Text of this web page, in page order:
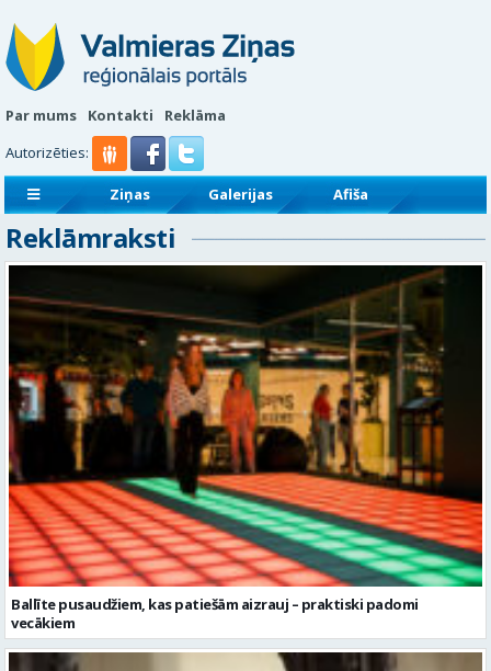
Par mums Kontakti
Reklāma
Autorizēties:
Ziņas Galerijas
Afiša
Sludinājumi
Reklāmraksti
Reklāmraksti
Ballīte pusaudžiem, kas patiešām aizrauj – praktiski padomi
vecākiem